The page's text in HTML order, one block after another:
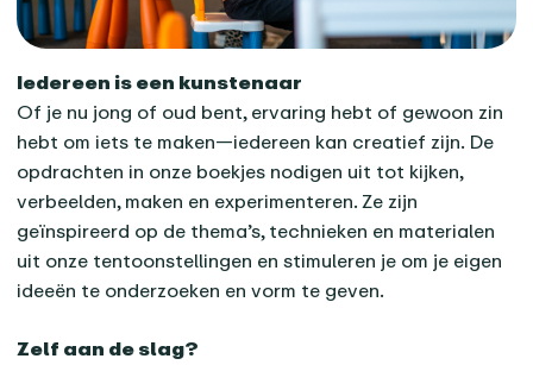
Iedereen is een kunstenaar
Of je nu jong of oud bent, ervaring hebt of gewoon zin
hebt om iets te maken—iedereen kan creatief zijn. De
opdrachten in onze boekjes nodigen uit tot kijken,
verbeelden, maken en experimenteren. Ze zijn
geïnspireerd op de thema’s, technieken en materialen
uit onze tentoonstellingen en stimuleren je om je eigen
ideeën te onderzoeken en vorm te geven.
Zelf aan de slag?